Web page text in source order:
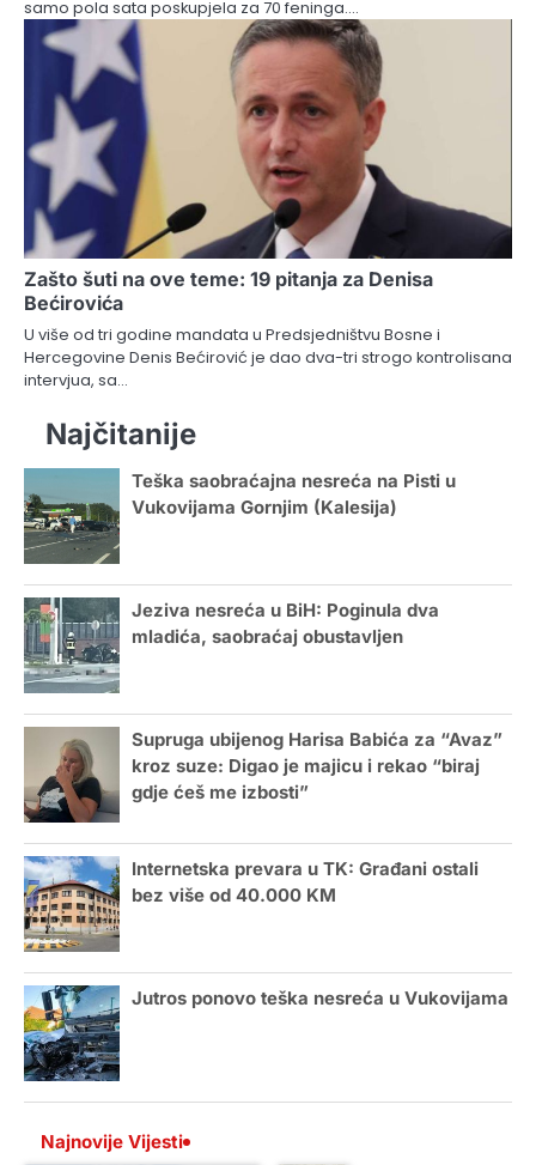
samo pola sata poskupjela za 70 feninga.…
Zašto šuti na ove teme: 19 pitanja za Denisa
Bećirovića
U više od tri godine mandata u Predsjedništvu Bosne i
Hercegovine Denis Bećirović je dao dva-tri strogo kontrolisana
intervjua, sa…
Najčitanije
Teška saobraćajna nesreća na Pisti u
Vukovijama Gornjim (Kalesija)
Jeziva nesreća u BiH: Poginula dva
mladića, saobraćaj obustavljen
Supruga ubijenog Harisa Babića za “Avaz”
kroz suze: Digao je majicu i rekao “biraj
gdje ćeš me izbosti”
Internetska prevara u TK: Građani ostali
bez više od 40.000 KM
Jutros ponovo teška nesreća u Vukovijama
Najnovije Vijesti